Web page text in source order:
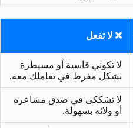
❌ لا تفعل
لا تكوني قاسية أو مسيطرة
بشكل مفرط في تعاملك معه.
لا تشككي في صدق مشاعره
أو ولائه بسهولة.